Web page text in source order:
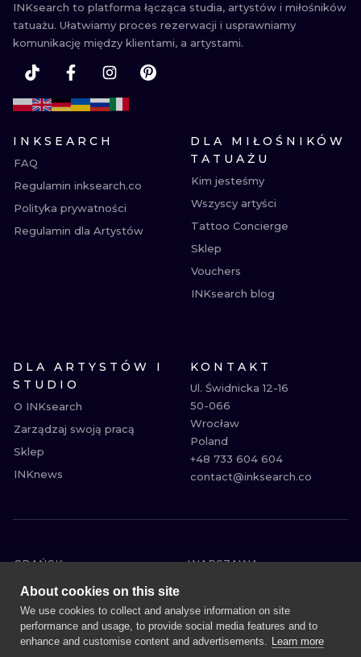
INKsearch to platforma łącząca studia, artystów i miłośników
tatuażu. Ułatwiamy proces rezerwacji i usprawniamy
komunikację między klientami, a artystami.
INKSEARCH
FAQ
Regulamin inksearch.co
Polityka prywatności
Regulamin dla Artystów
DLA MIŁOŚNIKÓW
TATUAŻU
Kim jesteśmy
Wszyscy artyści
Tattoo Concierge
Sklep
Vouchers
INKsearch blog
DLA ARTYSTÓW I
STUDIO
O INKsearch
Zarządzaj swoją pracą
Sklep
INKnews
KONTAKT
Ul. Świdnicka 12-16
50-066
Wrocław
Poland
+48 733 604 604
contact@inksearch.co
GDAŃSK
WARSZAWA
POZNAŃ
KATOWICE
WROCŁAW
ŁÓDŹ
BERLIN
About cookies on this site
We use cookies to collect and analyse information on site
performance and usage, to provide social media features and to
enhance and customise content and advertisements. Learn more